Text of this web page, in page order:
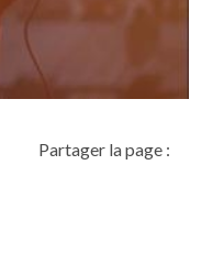
Partager la page :